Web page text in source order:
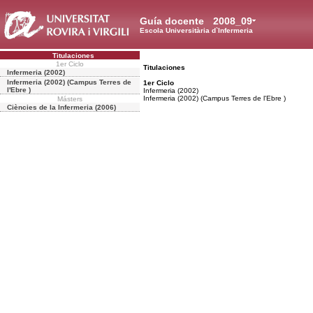
2008_09
Guía docente
Escola Universitària d`Infermeria
Titulaciones
1er Ciclo
Infermeria (2002)
Infermeria (2002) (Campus Terres de
l'Ebre )
Másters
Ciències de la Infermeria (2006)
Titulaciones
1er Ciclo
Infermeria (2002)
Infermeria (2002) (Campus Terres de l'Ebre )